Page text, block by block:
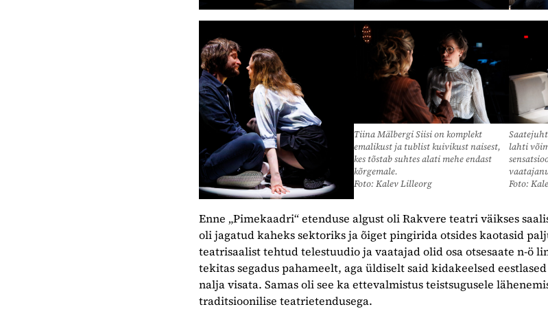
Tiina Mälbergi Siisi on komplekt
emalikust ja tublist kuivikust naisest,
kes tõstab suhtes alati mehe endast
kõrgemale.
Foto: Kalev Lilleorg
lahti
Foto:
Enne „Pimekaadri“ etenduse algust oli Rakvere teatri väikses
oli jagatud kaheks sektoriks ja õiget pingirida otsides kaotasid
teatrisaalist tehtud telestuudio ja vaatajad olid osa otsesaate n-ö
tekitas segadus pahameelt, aga üldiselt said kidakeelsed
nalja visata. Samas oli see ka ettevalmistus teistsugusele
traditsioonilise teatrietendusega.